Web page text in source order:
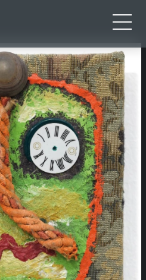
IT
EN
FR